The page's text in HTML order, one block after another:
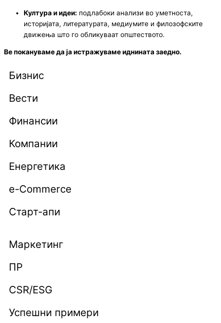
Култура и идеи: подлабоки анализи во уметноста,
историјата, литературата, медиумите и филозофските
движења што го обликуваат општеството.
Ве покануваме да ја истражуваме иднината заедно.
Бизнис
Вести
Финансии
Компании
Енергетика
e-Commerce
Старт-апи
Маркетинг
ПР
CSR/ESG
Успешни примери